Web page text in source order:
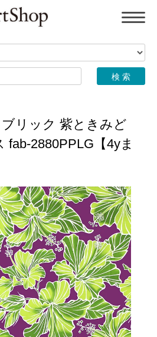
リック 紫ときみど
fab-2880PPLG【4yま